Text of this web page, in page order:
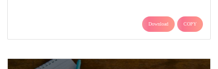
Download COPY